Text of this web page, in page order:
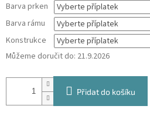
Barva prken
Barva rámu
Konstrukce
Můžeme doručit do: 21.9.2026
Přidat do košíku